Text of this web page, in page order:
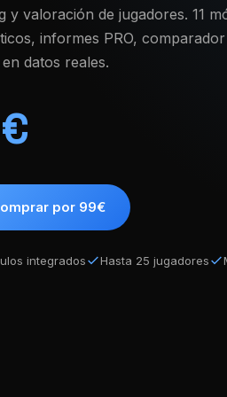
y valoración de jugadores. 11
informes PRO,
datos reales.
por 99€
integrados Hasta 25 jugadores